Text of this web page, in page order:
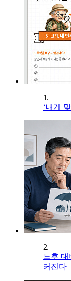
1.
‘내게
2.
노후 대
커진다